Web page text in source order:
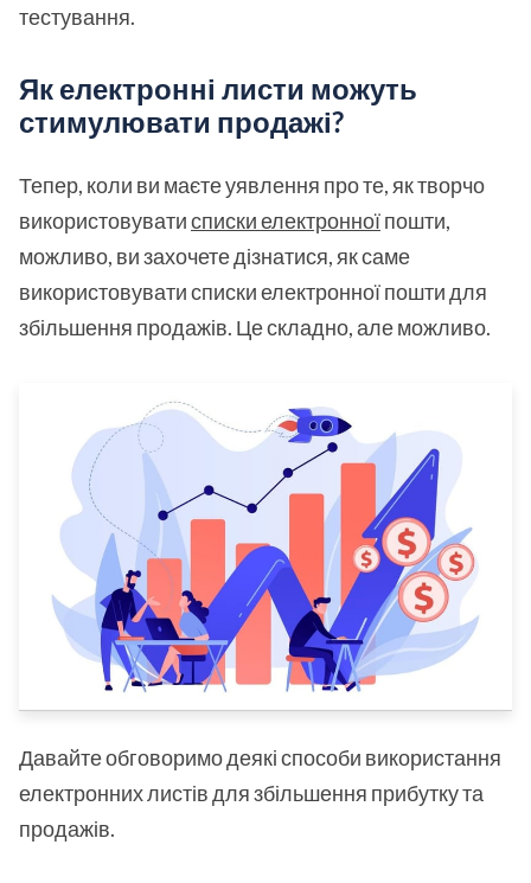
тестування.
Як електронні листи можуть
стимулювати продажі?
Тепер, коли ви маєте уявлення про те, як творчо
використовуватисписки електронноїпошти,
можливо, ви захочете дізнатися, як саме
використовувати списки електронної пошти для
збільшення продажів. Це складно, але можливо.
Давайте обговоримо деякі способи використання
електронних листів для збільшення прибутку та
продажів.